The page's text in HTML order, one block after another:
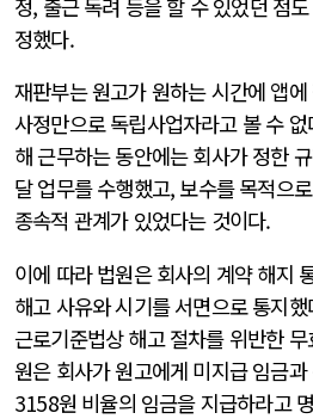
정, 출근 독려 등을 할 수 있었던 점
정했다.
재판부는 원고가 원하는 시간에 앱
사정만으로 독립사업자라고 볼 수
해 근무하는 동안에는 회사가 정한
달 업무를 수행했고, 보수를 목적으
종속적 관계가 있었다는 것이다.
이에 따라 법원은 회사의 계약 해지
해고 사유와 시기를 서면으로 통지
근로기준법상 해고 절차를 위반한
원은 회사가 원고에게 미지급 임금
3158원 비율의 임금을 지급하라고